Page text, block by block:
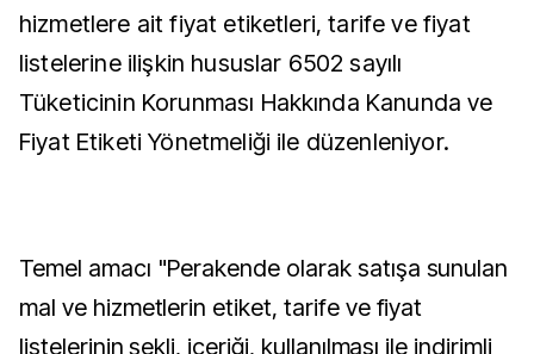
hizmetlere ait fiyat etiketleri, tarife ve fiyat
listelerine ilişkin hususlar 6502 sayılı
Tüketicinin Korunması Hakkında Kanunda ve
Fiyat Etiketi Yönetmeliği ile düzenleniyor.
Temel amacı "Perakende olarak satışa sunulan
mal ve hizmetlerin etiket, tarife ve fiyat
listelerinin şekli, içeriği, kullanılması ile indirimli